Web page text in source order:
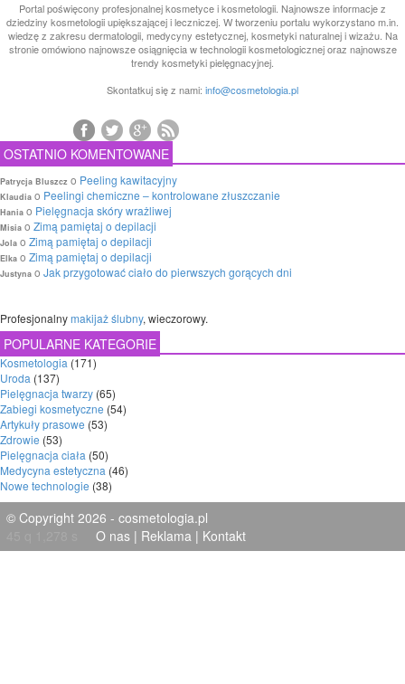
Portal poświęcony profesjonalnej kosmetyce i kosmetologii. Najnowsze informacje z
dziedziny kosmetologii upiększającej i leczniczej. W tworzeniu portalu wykorzystano m.in.
wiedzę z zakresu dermatologii, medycyny estetycznej, kosmetyki naturalnej i wizażu. Na
stronie omówiono najnowsze osiągnięcia w technologii kosmetologicznej oraz najnowsze
trendy kosmetyki pielęgnacyjnej.
Skontatkuj się z nami: info@cosmetologia.pl
OSTATNIO KOMENTOWANE
Patrycja Bluszcz o Peeling kawitacyjny
Klaudia o Peelingi chemiczne – kontrolowane złuszczanie
Hania o Pielęgnacja skóry wrażliwej
Misia o Zimą pamiętaj o depilacji
Jola o Zimą pamiętaj o depilacji
Elka o Zimą pamiętaj o depilacji
Justyna o Jak przygotować ciało do pierwszych gorących dni
Profesjonalnymakijaż ślubny, wieczorowy.
POPULARNE KATEGORIE
Kosmetologia (171)
Uroda (137)
Pielęgnacja twarzy (65)
Zabiegi kosmetyczne (54)
Artykuły prasowe (53)
Zdrowie (53)
Pielęgnacja ciała (50)
Medycyna estetyczna (46)
Nowe technologie (38)
© Copyright 2026 - cosmetologia.pl
O nas | Reklama | Kontakt